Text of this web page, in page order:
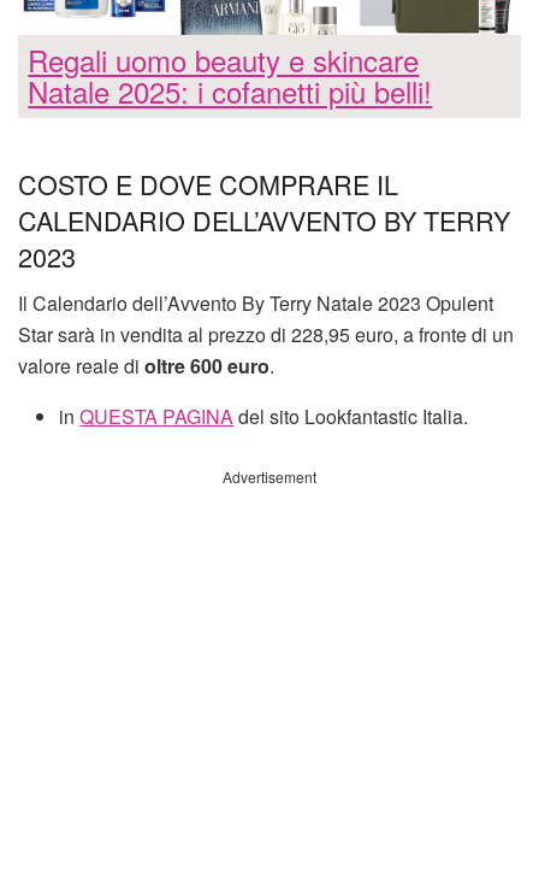
Regali uomo beauty e skincare
Natale 2025: i cofanetti più belli!
COSTO E DOVE COMPRARE IL
CALENDARIO DELL’AVVENTO BY TERRY
2023
Il Calendario dell’Avvento By Terry Natale 2023 Opulent
Star sarà in vendita al prezzo di 228,95 euro, a fronte di un
valore reale di oltre 600 euro.
inQUESTA PAGINA del sito Lookfantastic Italia.
Advertisement